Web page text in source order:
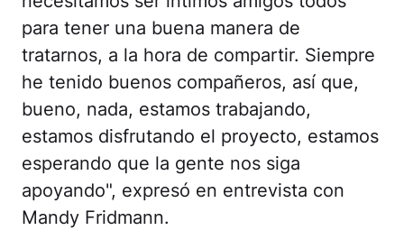
para tener una buena manera de
tratarnos, a la hora de compartir. Siempre
he tenido buenos compañeros, así que,
bueno, nada, estamos trabajando,
estamos disfrutando el proyecto, estamos
esperando que la gente nos siga
apoyando", expresó en entrevista con
Mandy Fridmann.